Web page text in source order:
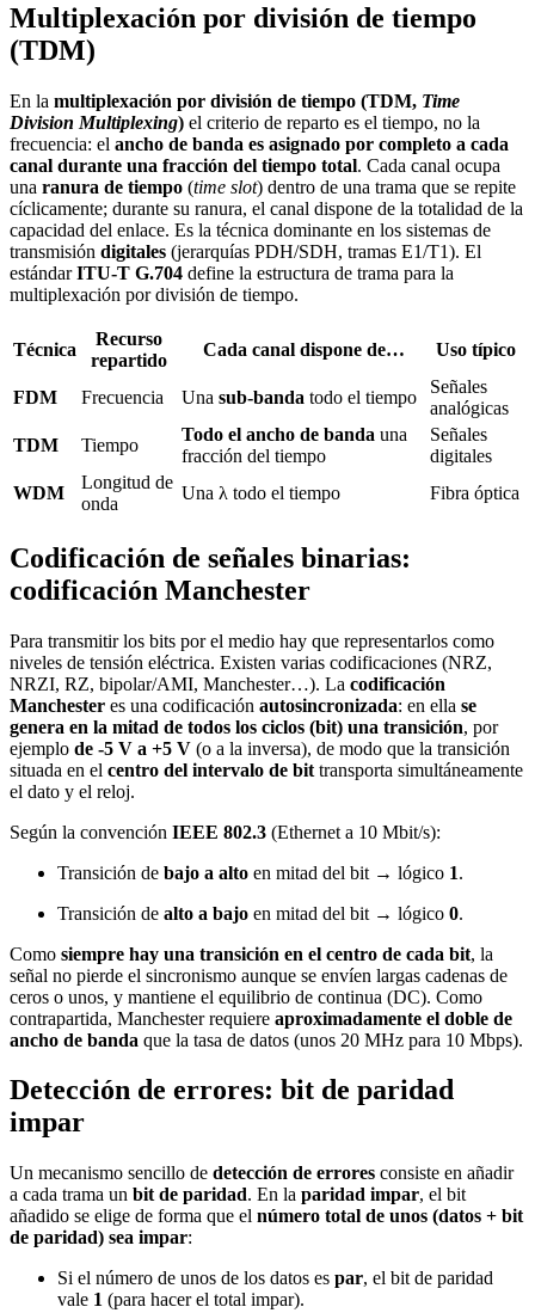
Multiplexación por división de tiempo
(TDM)
En la multiplexación por división de tiempo (TDM, Time
Division Multiplexing) el criterio de reparto es el tiempo, no la
frecuencia: el ancho de banda es asignado por completo a cada
canal durante una fracción del tiempo total. Cada canal ocupa
una ranura de tiempo (time slot) dentro de una trama que se repite
cíclicamente; durante su ranura, el canal dispone de la totalidad de la
capacidad del enlace. Es la técnica dominante en los sistemas de
transmisión digitales (jerarquías PDH/SDH, tramas E1/T1). El
estándarITU-T G.704 define la estructura de trama para la
multiplexación por división de tiempo.
Técnica
Recurso
repartido
Cada canal dispone de… Uso típico
FDM Frecuencia Una sub-banda todo el tiempo
Señales
analógicas
TDM
Tiempo
Todo el ancho de banda una
fracción del tiempo
Señales
digitales
WDM
Longitud de
onda
Una λ todo el tiempo Fibra óptica
Codificación de señales binarias:
codificación Manchester
Para transmitir los bits por el medio hay que representarlos como
niveles de tensión eléctrica. Existen varias codificaciones (NRZ,
NRZI, RZ, bipolar/AMI, Manchester…). La codificación
Manchester es una codificación autosincronizada: en ella se
genera en la mitad de todos los ciclos (bit) una transición, por
ejemplo de -5 V a +5 V (o a la inversa), de modo que la transición
situada en el centro del intervalo de bit transporta simultáneamente
el dato y el reloj.
Según la convención IEEE 802.3 (Ethernet a 10 Mbit/s):
Transición de bajo a alto en mitad del bit → lógico 1.
Transición de alto a bajo en mitad del bit → lógico 0.
Como siempre hay una transición en el centro de cada bit, la
señal no pierde el sincronismo aunque se envíen largas cadenas de
ceros o unos, y mantiene el equilibrio de continua (DC). Como
contrapartida, Manchester requiere aproximadamente el doble de
ancho de banda que la tasa de datos (unos 20 MHz para 10 Mbps).
Detección de errores: bit de paridad
impar
Un mecanismo sencillo de detección de errores consiste en añadir
a cada trama un bit de paridad. En la paridad impar, el bit
añadido se elige de forma que el número total de unos (datos + bit
de paridad) sea impar:
Si el número de unos de los datos es par, el bit de paridad
vale 1 (para hacer el total impar).